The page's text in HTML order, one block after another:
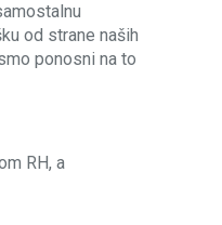
od strane naših
ponosni na to
RH, a